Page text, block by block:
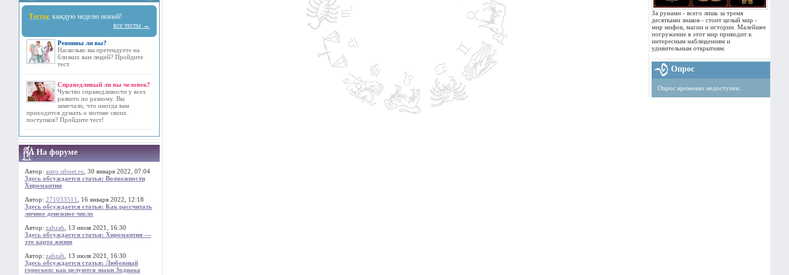
Тесты: каждую неделю новый!
все тесты →
Ревнивы ли вы?
Насколько вы претендуете на
близких вам людей? Пройдите
тест.
Справедливый ли вы человек?
Чувство справедливости у всех
развито по разному. Вы
замечали, что иногда вам
приходится думать о мотиве своих
поступков? Пройдите тест!
На форуме
Автор: astro.sibnet.ru , 30 января 2022, 07:04
Здесь обсуждается статья: Возможности
Хиромантии
Автор: 271033511
, 16 января 2022, 12:18
Здесь обсуждается статья: Как рассчитать
личное денежное число
Автор: zabzab , 13 июля 2021, 16:30
Здесь обсуждается статья: Хиромантия —
это карта жизни
Автор: zabzab , 13 июля 2021, 16:30
Здесь обсуждается статья: Любовный
гороскоп: как целуются знаки Зодиака
За рунами - всего лишь за тремя
десятками знаков - стоит целый мир -
мир мифов, магии и истории. Малейшее
погружение в этот мир приводит к
интересным наблюдениям и
удивительным открытиям.
Опрос
Опрос временно недоступен.